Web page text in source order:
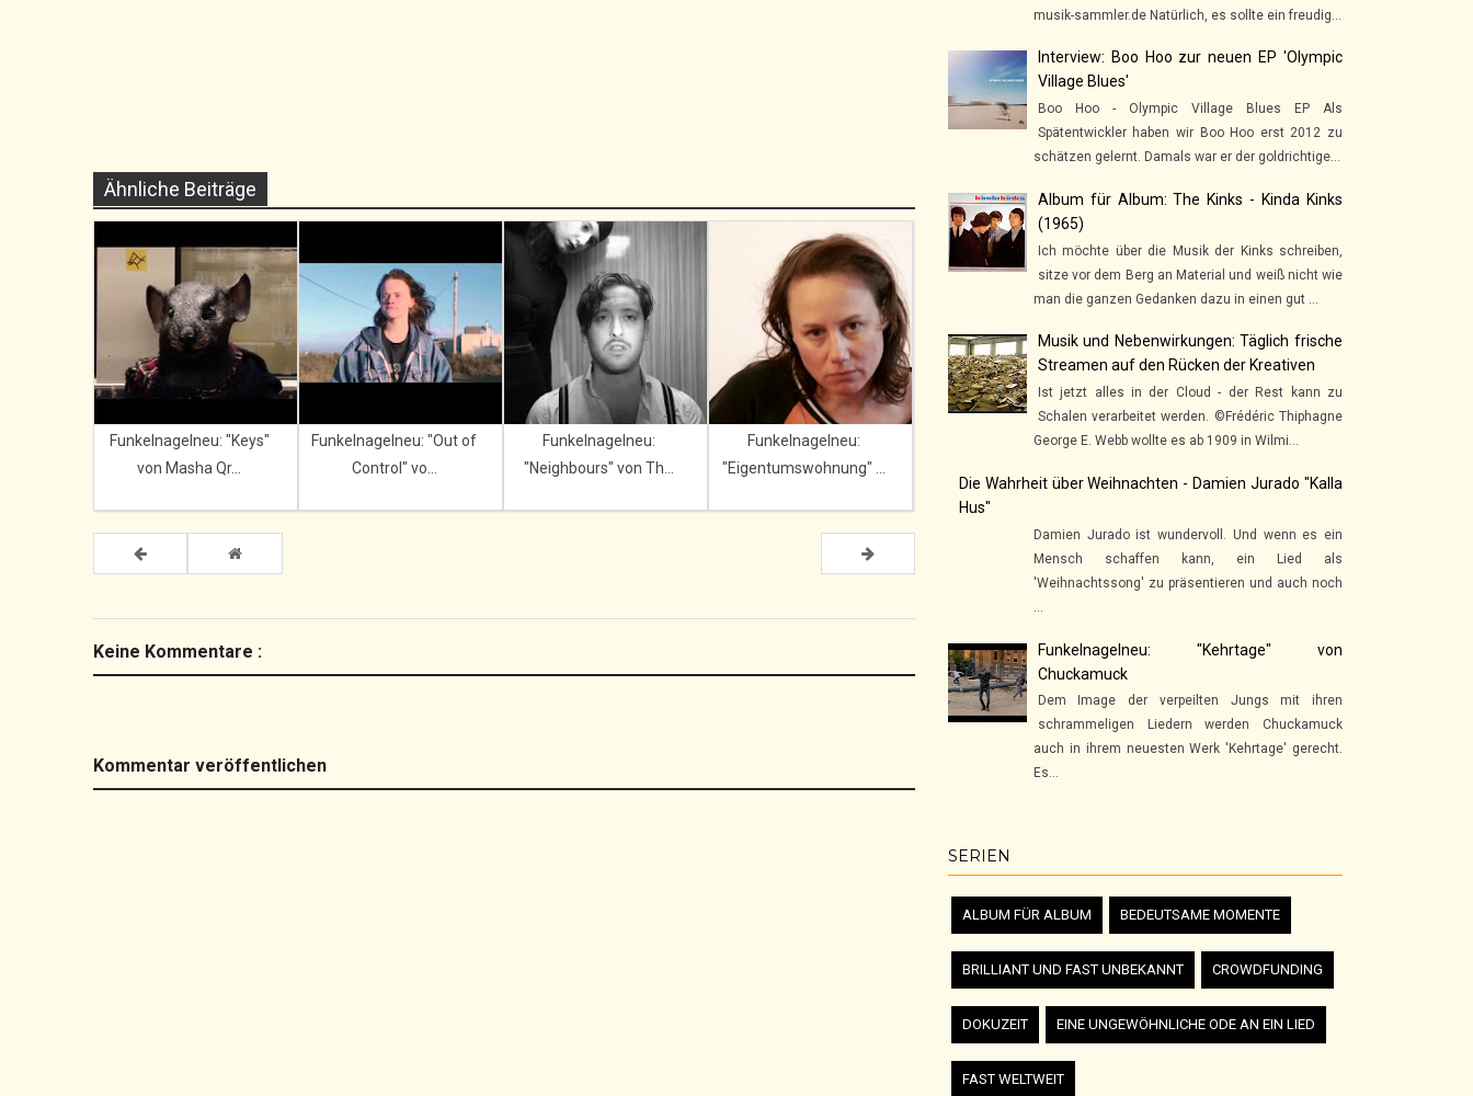
Ähnliche Beiträge
Funkelnagelneu: "Keys"
von Masha Qr...
Funkelnagelneu: "Out of
Control" vo...
Funkelnagelneu:
"Neighbours" von Th...
Funkelnagelneu:
"Eigentumswohnung" ...
Keine Kommentare :
Kommentar veröffentlichen
musik-sammler.de Natürlich, es sollte ein freudig...
Interview: Boo Hoo zur neuen EP 'Olympic
Village Blues'
Boo Hoo - Olympic Village Blues EP Als
Spätentwickler haben wir Boo Hoo erst 2012 zu
schätzen gelernt. Damals war er der goldrichtige...
Album für Album: The Kinks - Kinda Kinks
(1965)
Ich möchte über die Musik der Kinks schreiben,
sitze vor dem Berg an Material und weiß nicht wie
man die ganzen Gedanken dazu in einen gut ...
Musik und Nebenwirkungen: Täglich frische
Streamen auf den Rücken der Kreativen
Ist jetzt alles in der Cloud - der Rest kann zu
Schalen verarbeitet werden. ©Frédéric Thiphagne
George E. Webb wollte es ab 1909 in Wilmi...
Die Wahrheit über Weihnachten - Damien Jurado "Kalla
Hus"
Damien Jurado ist wundervoll. Und wenn es ein
Mensch schaffen kann, ein Lied als
'Weihnachtssong' zu präsentieren und auch noch
...
Funkelnagelneu: "Kehrtage" von
Chuckamuck
Dem Image der verpeilten Jungs mit ihren
schrammeligen Liedern werden Chuckamuck
auch in ihrem neuesten Werk 'Kehrtage' gerecht.
Es...
SERIEN
ALBUM FÜR ALBUM BEDEUTSAME MOMENTE
BRILLIANT UND FAST UNBEKANNT CROWDFUNDING
DOKUZEIT EINE UNGEWÖHNLICHE ODE AN EIN LIED
FAST WELTWEIT